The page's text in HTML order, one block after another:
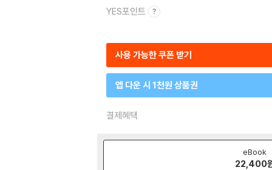
YES포인트
사용 가능한 쿠폰 받기
앱 다운 시 1천원 상품권
결제혜택
eBook
22,400